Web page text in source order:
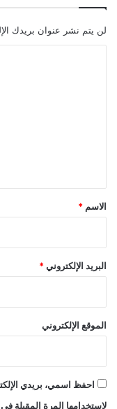
لن يتم نشر عنوان بريدك
*
الاسم *
البريد الإلكتروني *
الموقع الإلكتروني
احفظ اسمي، بريدي
لاستخدامها المرة المقبلة